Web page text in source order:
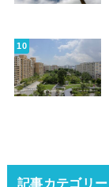
記事カテゴリー